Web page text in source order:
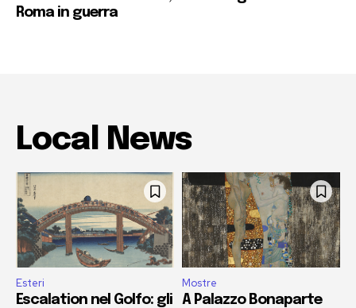
Roma in guerra
Local News
Esteri
Escalation nel Golfo: gli
Mostre
A Palazzo Bonaparte